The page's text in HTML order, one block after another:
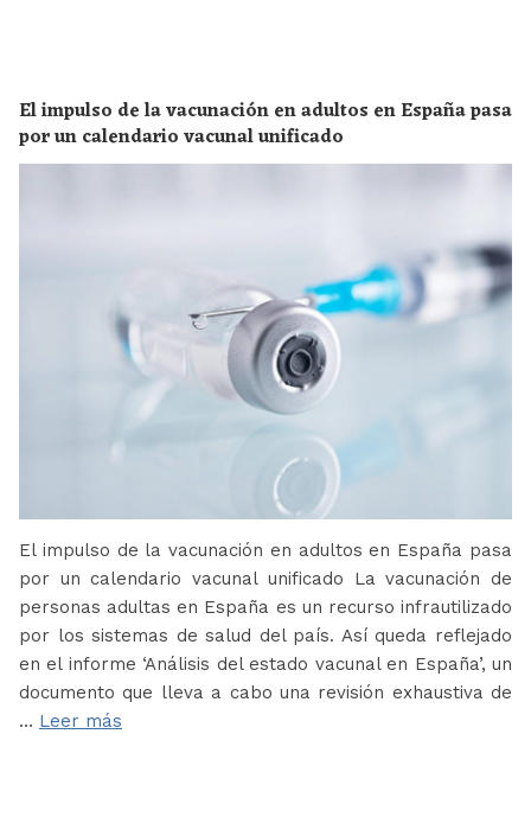
El impulso de la vacunación en adultos en España pasa
por un calendario vacunal unificado
El impulso de la vacunación en adultos en España pasa
por un calendario vacunal unificado La vacunación de
personas adultas en España es un recurso infrautilizado
por los sistemas de salud del país. Así queda reflejado
en el informe ‘Análisis del estado vacunal en España’, un
documento que lleva a cabo una revisión exhaustiva de
… Leer más